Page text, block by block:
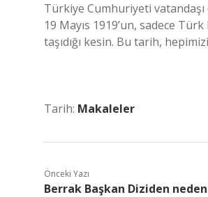
Türkiye Cumhuriyeti
19 Mayıs 1919’un, sadece
taşıdığı kesin. Bu tarih,
Tarih: Makaleler
Önceki Yazı
Berrak Başkan Diziden neden